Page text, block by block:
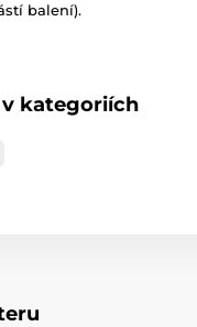
balení).
kategoriích